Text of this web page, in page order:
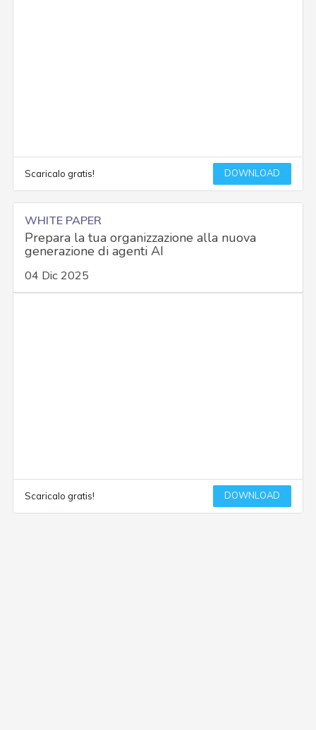
Scaricalo gratis! DOWNLOAD
WHITE PAPER
Prepara la tua organizzazione alla nuova
generazione di agenti AI
04 Dic 2025
Scaricalo gratis! DOWNLOAD